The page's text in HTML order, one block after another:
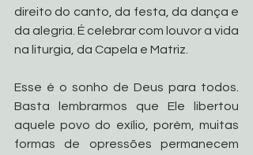
direito do canto, da festa, da dança e
da alegria. É celebrar com louvor a vida
na liturgia, da Capela e Matriz.
Esse é o sonho de Deus para todos.
Basta lembrarmos que Ele libertou
aquele povo do exílio, porém, muitas
formas de opressões permanecem